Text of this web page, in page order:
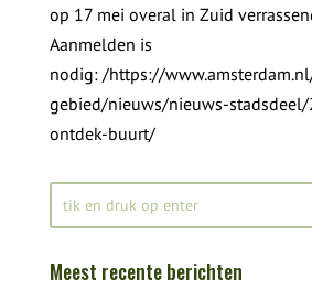
op 17 mei overal in Zuid
Aanmelden is
nodig: /https://
gebied/nieuws/nieuws-
ontdek-buurt/
Meest recente berichten